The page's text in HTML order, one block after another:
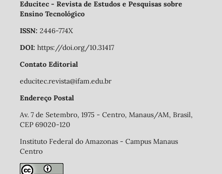
Educitec - Revista de Estudos e Pesquisas sobre
Ensino Tecnológico
ISSN: 2446-774X
DOI: https://doi.org/10.31417
Contato Editorial
educitec.revista@ifam.edu.br
Endereço Postal
Av. 7 de Setembro, 1975 - Centro, Manaus/AM, Brasil,
CEP 69020-120
Instituto Federal do Amazonas - Campus Manaus
Centro